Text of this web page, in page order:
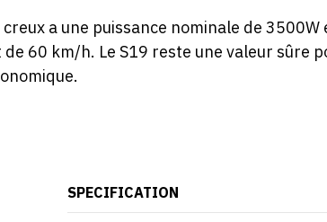
a une puissance nominale de
60 km/h. Le S19 reste une valeur
SPECIFICATION